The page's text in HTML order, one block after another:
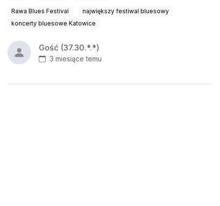
Rawa Blues Festival
największy festiwal bluesowy
koncerty bluesowe Katowice
Gość (37.30.*.*)
3 miesiące temu